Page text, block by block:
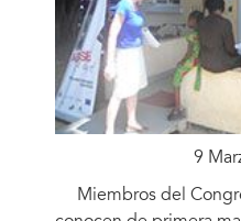
9
Miembros del